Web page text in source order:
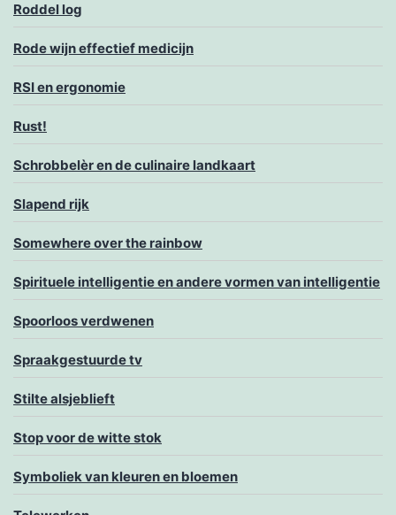
Roddel log
Rode wijn effectief medicijn
RSI en ergonomie
Rust!
Schrobbelèr en de culinaire landkaart
Slapend rijk
Somewhere over the rainbow
Spirituele intelligentie en andere vormen van intelligentie
Spoorloos verdwenen
Spraakgestuurde tv
Stilte alsjeblieft
Stop voor de witte stok
Symboliek van kleuren en bloemen